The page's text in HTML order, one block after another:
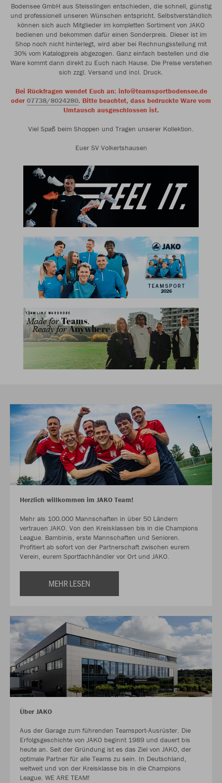
Bodensee GmbH aus Steisslingen entschieden, die schnell, günstig
und professionell unseren Wünschen entspricht. Selbstverständlich
können sich auch Mitglieder im kompletten Sortiment von JAKO
bedienen und bekommen dafür einen Sonderpreis. Dieser ist im
Shop noch nicht hinterlegt, wird aber bei Rechnungsstellung mit
30% vom Katalogpreis abgezogen. Ganz einfach bestellen und die
Ware kommt dann direkt zu Euch nach Hause. Die Preise verstehen
sich zzgl. Versand und incl. Druck.
Bei Rückfragen wendet Euch an: info@teamsportbodensee.de
oder 07738/8024280. Bitte beachtet, dass bedruckte Ware vom
Umtausch ausgeschlossen ist.
Viel Spaß beim Shoppen und Tragen unserer Kollektion.
Euer SV Volkertshausen
Herzlich willkommen im JAKO Team!
Mehr als 100.000 Mannschaften in über 50 Ländern
vertrauen JAKO. Von den Kreisklassen bis in die Champions
League. Bambinis, erste Mannschaften und Senioren.
Profitiert ab sofort von der Partnerschaft zwischen eurem
Verein, eurem Sportfachhändler vor Ort und JAKO.
MEHR LESEN
Über JAKO
Aus der Garage zum führenden Teamsport-Ausrüster. Die
Erfolgsgeschichte von JAKO beginnt 1989 und dauert bis
heute an. Seit der Gründung ist es das Ziel von JAKO, der
optimale Partner für alle Teams zu sein. In Deutschland,
weltweit und von der Kreisklasse bis in die Champions
League. WE ARE TEAM!